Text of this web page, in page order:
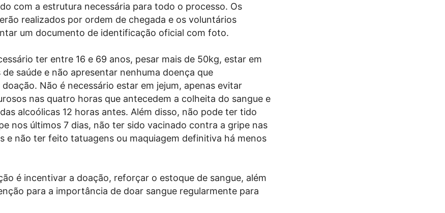
com a estrutura necessária para todo o processo. Os
realizados por ordem de chegada e os voluntários
um documento de identificação oficial com foto.
ter entre 16 e 69 anos, pesar mais de 50kg, estar em
saúde e não apresentar nenhuma doença que
Não é necessário estar em jejum, apenas evitar
nas quatro horas que antecedem a colheita do sangue e
alcoólicas 12 horas antes. Além disso, não pode ter tido
nos últimos 7 dias, não ter sido vacinado contra a gripe nas
e não ter feito tatuagens ou maquiagem definitiva há menos
é incentivar a doação, reforçar o estoque de sangue, além
para a importância de doar sangue regularmente para